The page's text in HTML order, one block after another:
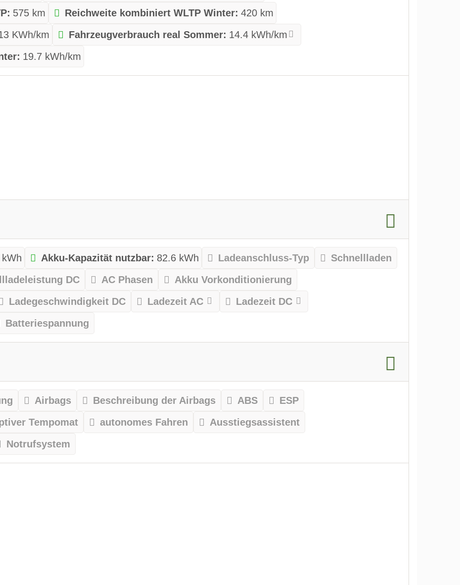
575 km Reichweite kombiniert WLTP Winter: 420 km
KWh/km Fahrzeugverbrauch real Sommer: 14.4 kWh/km
19.7 kWh/km
Akku-Kapazität nutzbar: 82.6 kWh Ladeanschluss-Typ
Schnellladen
DC AC Phasen
Akku Vorkonditionierung
Ladegeschwindigkeit DC Ladezeit AC
Ladezeit DC
Batteriespannung
Airbags Beschreibung der Airbags ABS
ESP
Tempomat autonomes Fahren
Ausstiegsassistent
Notrufsystem